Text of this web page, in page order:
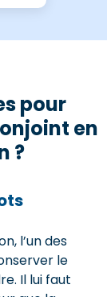
pour
en
?
l’un des
le
Il lui faut